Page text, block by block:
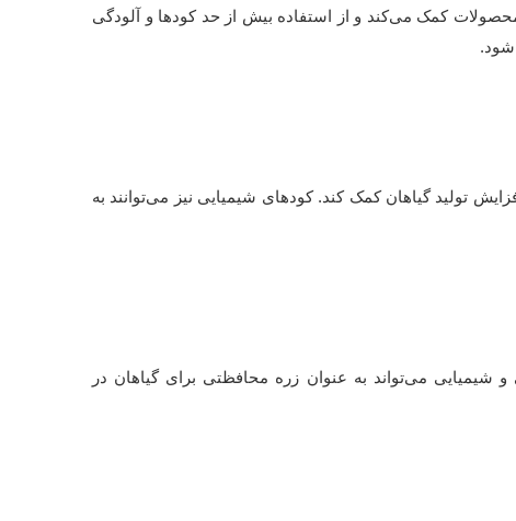
کمک می‌کند و از استفاده بیش از حد کودها و آلودگی
شود.
تولید گیاهان کمک کند. کودهای شیمیایی نیز می‌توانند به
می‌تواند به عنوان زره محافظتی برای گیاهان در